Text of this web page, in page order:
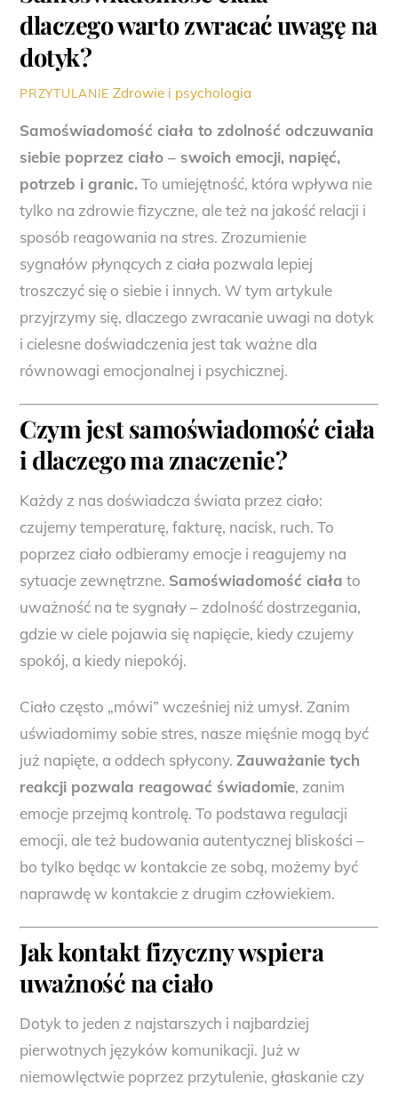
dlaczego warto zwracać uwagę na
dotyk?
PRZYTULANIE Zdrowie i psychologia
Samoświadomość ciała to zdolność odczuwania
siebie poprzez ciało – swoich emocji, napięć,
potrzeb i granic.To umiejętność, która wpływa nie
tylko na zdrowie fizyczne, ale też na jakość relacji i
sposób reagowania na stres. Zrozumienie
sygnałów płynących z ciała pozwala lepiej
troszczyć się o siebie i innych. W tym artykule
przyjrzymy się, dlaczego zwracanie uwagi na dotyk
i cielesne doświadczenia jest tak ważne dla
równowagi emocjonalnej i psychicznej.
Czym jestsamoświadomość ciała
i dlaczego ma znaczenie?
Każdy z nas doświadcza świata przez ciało:
czujemy temperaturę, fakturę, nacisk, ruch. To
poprzez ciało odbieramy emocje i reagujemy na
sytuacje zewnętrzne. Samoświadomość ciała to
uważność na te sygnały – zdolność dostrzegania,
gdzie w ciele pojawia się napięcie, kiedy czujemy
spokój, a kiedy niepokój.
Ciało często „mówi” wcześniej niż umysł. Zanim
uświadomimy sobie stres, nasze mięśnie mogą być
już napięte, a oddech spłycony. Zauważanie tych
reakcji pozwala reagować świadomie, zanim
emocje przejmą kontrolę. To podstawa regulacji
emocji, ale też budowania autentycznej bliskości –
bo tylko będąc w kontakcie ze sobą, możemy być
naprawdę w kontakcie z drugim człowiekiem.
Jakkontakt fizycznywspiera
uważność na ciało
Dotyk to jeden z najstarszych i najbardziej
pierwotnych języków komunikacji. Już w
niemowlęctwie poprzez przytulenie, głaskanie czy